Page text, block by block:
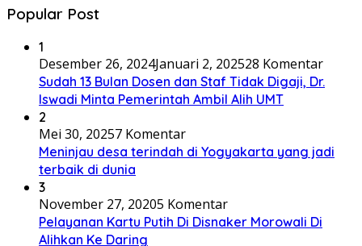
Popular Post
1
Desember 26, 2024Januari 2, 202528 Komentar
Sudah 13 Bulan Dosen dan Staf Tidak Digaji, Dr.
Iswadi Minta Pemerintah Ambil Alih UMT
2
Mei 30, 20257 Komentar
Meninjau desa terindah di Yogyakarta yang jadi
terbaik di dunia
3
November 27, 20205 Komentar
Pelayanan Kartu Putih Di Disnaker Morowali Di
Alihkan Ke Daring